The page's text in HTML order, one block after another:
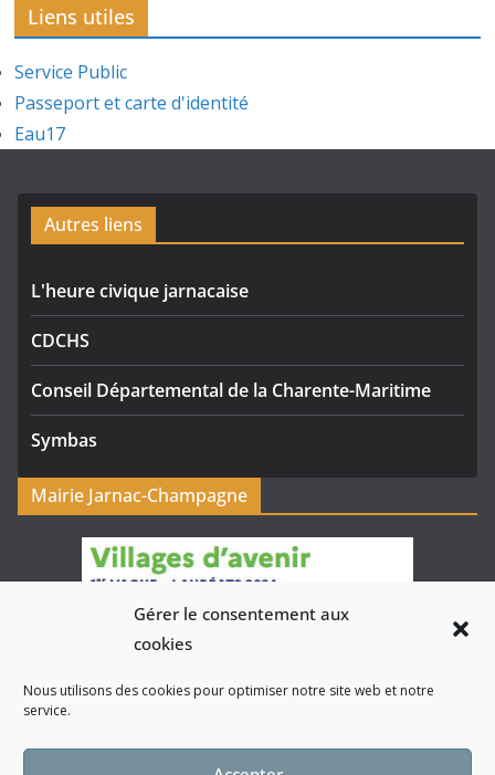
Gérer le consentement aux
cookies
Nous utilisons des cookies pour optimiser notre site web et notre
service.
Liens utiles
Service Public
Passeport et carte d'identité
Eau17
Autres liens
L'heure civique jarnacaise
CDCHS
Conseil Départemental de la Charente-Maritime
Symbas
Mairie Jarnac-Champagne